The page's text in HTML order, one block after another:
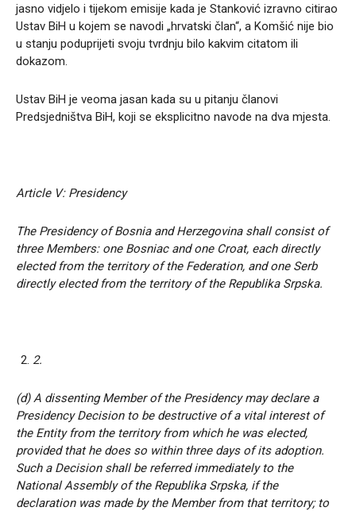
jasno vidjelo i tijekom emisije kada je Stanković izravno citirao
Ustav BiH u kojem se navodi „hrvatski član“, a Komšić nije bio
u stanju poduprijeti svoju tvrdnju bilo kakvim citatom ili
dokazom.
Ustav BiH je veoma jasan kada su u pitanju članovi
Predsjedništva BiH, koji se eksplicitno navode na dva mjesta.
Article V: Presidency
The Presidency of Bosnia and Herzegovina shall consist of
three Members: one Bosniac and one Croat, each directly
elected from the territory of the Federation, and one Serb
directly elected from the territory of the Republika Srpska.
2.
(d) A dissenting Member of the Presidency may declare a
Presidency Decision to be destructive of a vital interest of
the Entity from the territory from which he was elected,
provided that he does so within three days of its adoption.
Such a Decision shall be referred immediately to the
National Assembly of the Republika Srpska, if the
declaration was made by the Member from that territory; to